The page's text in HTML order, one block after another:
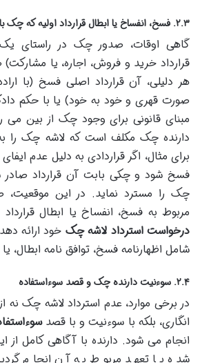
۲.۳. فسخ، انفساخ یا ابطال قرارداد اولیه که چک بابت آن صادر شده بود
گاهی اوقات، صدور چک در راستای یک
قرارداد خرید و فروش، اجاره، یا
هر دلیلی، آن قرارداد اصلی فسخ (با
صورت قهری و خود به خود) یا با حکم
مبنای قانونی برای وجود چک از بین می
دارنده چک مکلف است که لاشه چک را به
برای مثال، اگر قراردادی به دلیل عدم
فسخ شود و چکی بابت آن قرارداد صادر
چک را مسترد نماید. در این موقعیت،
مربوط به فسخ، انفساخ یا ابطال قرارداد
درخواست استرداد لاشه چک خود ارائه
شامل اظهارنامه فسخ، توافق نامه ابطال،
۲.۴. سوءنیت دارنده چک و قصد سوءاستفاده
در برخی موارد، عدم استرداد لاشه چک نه
انگاری، بلکه با سوءنیت و با قصد
انجام می شود. دارنده با آگاهی کامل
شده یا تعهد مربوط به آن انجام